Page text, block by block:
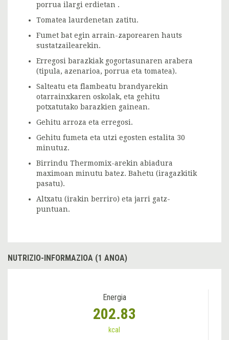
porrua ilargi erdietan .
Tomatea laurdenetan zatitu.
Fumet bat egin arrain-zaporearen hauts
sustatzailearekin.
Erregosi barazkiak gogortasunaren arabera
(tipula, azenarioa, porrua eta tomatea).
Salteatu eta flambeatu brandyarekin
otarrainxkaren oskolak, eta gehitu
potxatutako barazkien gainean.
Gehitu arroza eta erregosi.
Gehitu fumeta eta utzi egosten estalita 30
minutuz.
Birrindu Thermomix-arekin abiadura
maximoan minutu batez. Bahetu (iragazkitik
pasatu).
Altxatu (irakin berriro) eta jarri gatz-
puntuan.
NUTRIZIO-INFORMAZIOA (1 ANOA)
Energia
202.83
kcal